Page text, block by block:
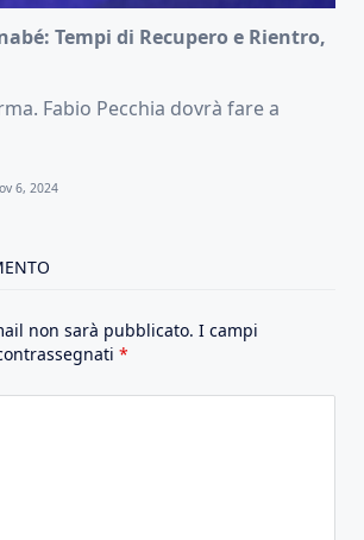
Tempi di Recupero e Rientro,
Fabio Pecchia dovrà fare a
6, 2024
non sarà pubblicato. I campi
*